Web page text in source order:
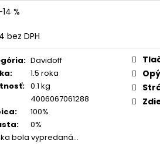
%
bez DPH
: Davidoff
:
1.5 roka
: 0.1 kg
4006067061288
:
100%
:
0%
bola vypredaná…
BARISTA DOLCE
KG